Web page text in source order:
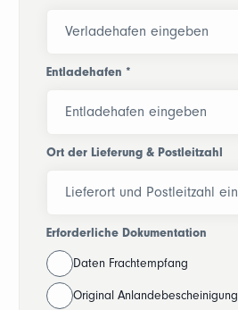
Entladehafen *
Ort der Lieferung & Postleitzahl
Erforderliche Dokumentation
Daten Frachtempfang
Original Anlandebescheinigung